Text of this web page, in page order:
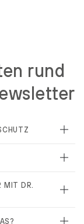
rund
MIT DR.